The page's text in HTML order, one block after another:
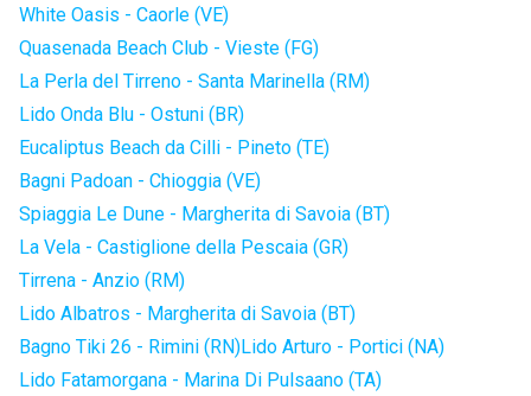
White Oasis - Caorle (VE)
Quasenada Beach Club - Vieste (FG)
La Perla del Tirreno - Santa Marinella (RM)
Lido Onda Blu - Ostuni (BR)
Eucaliptus Beach da Cilli - Pineto (TE)
Bagni Padoan - Chioggia (VE)
Spiaggia Le Dune - Margherita di Savoia (BT)
La Vela - Castiglione della Pescaia (GR)
Tirrena - Anzio (RM)
Lido Albatros - Margherita di Savoia (BT)
Bagno Tiki 26 - Rimini (RN)Lido Arturo - Portici (NA)
Lido Fatamorgana - Marina Di Pulsaano (TA)